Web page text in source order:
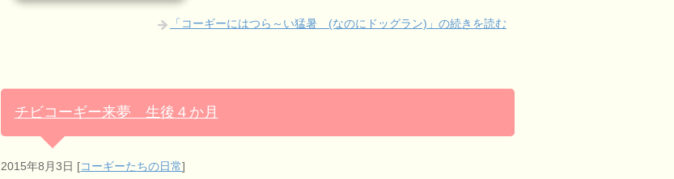
「コーギーにはつら～い猛暑 (なのにドッグラン)」の続きを読む
チビコーギー来夢 生後４か月
2015年8月3日 [コーギーたちの日常]